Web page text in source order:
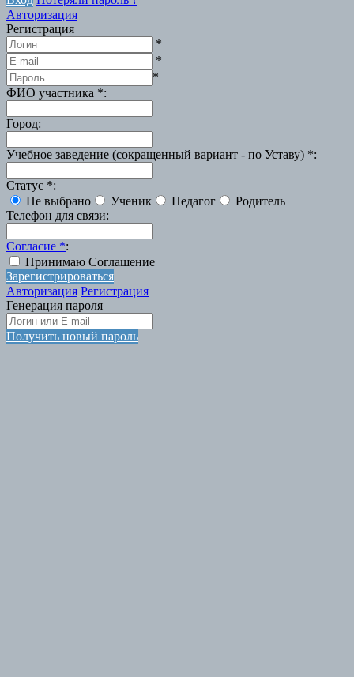
Авторизация
Регистрация
*
*
*
ФИО участника *:
Город:
Учебное заведение (сокращенный вариант - по Уставу) *:
Статус *:
Не выбрано
Ученик Педагог
Родитель
Телефон для связи:
Согласие *:
Принимаю Соглашение
Зарегистрироваться
Авторизация Регистрация
Генерация пароля
Получить новый пароль